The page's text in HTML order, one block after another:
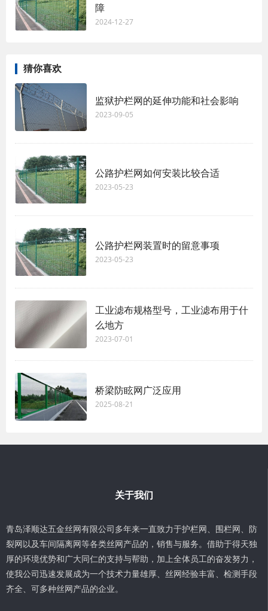
障
2024-12-27
猜你喜欢
监狱护栏网的延伸功能和社会影响
2023-09-05
公路护栏网如何安装比较合适
2023-05-23
公路护栏网装置时的留意事项
2023-05-23
工业滤布规格型号，工业滤布用于什
么地方
2023-07-01
桥梁防眩网广泛应用
2025-08-21
关于我们
青岛泽顺达五金丝网有限公司多年来一直致力于护栏网、围栏网、防
裂网以及车间隔离网等各类丝网产品的，销售与服务。借助于得天独
厚的环境优势和广大同仁的支持与帮助，加上全体员工的奋发努力，
使我公司迅速发展成为一个技术力量雄厚、丝网经验丰富、检测手段
齐全、可多种丝网产品的企业。